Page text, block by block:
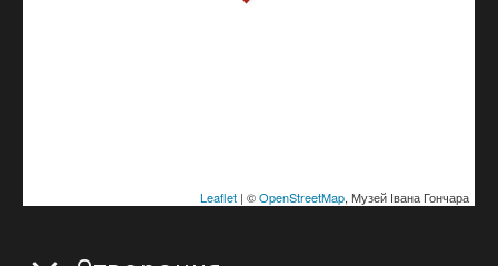
Leaflet| ©OpenStreetMap, Музей Івана Гончара